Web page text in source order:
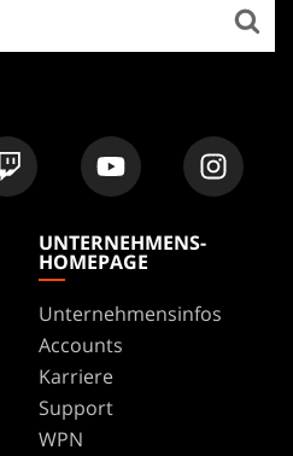
UNTERNEHMENS-
HOMEPAGE
Unternehmensinfos
Accounts
Karriere
Support
WPN